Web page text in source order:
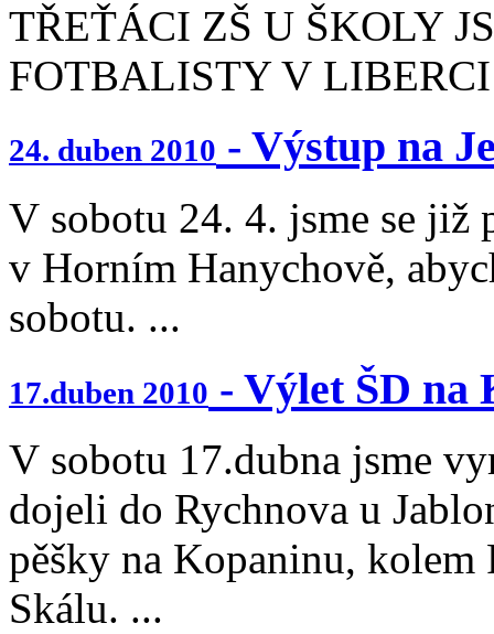
TŘEŤÁCI ZŠ U ŠKOLY
FOTBALISTY V
24. duben 2010 - Výstup na
V sobotu 24. 4. jsme se již
v Horním Hanychově,
sobotu. ...
17.duben 2010 - Výlet ŠD na
V sobotu 17.dubna jsme
dojeli do Rychnova u
pěšky na Kopaninu, kolem
Skálu. ...